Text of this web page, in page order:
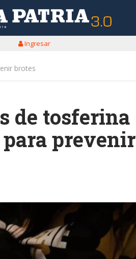
Ingresar
brotes
de tosferina
prevenir